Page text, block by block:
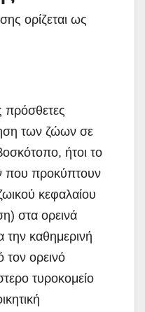
ορίζεται ως
πρόσθετες
των ζώων σε
ήτοι το
που προκύπτουν
κεφαλαίου
στα ορεινά
την καθημερινή
ορεινό
τυροκομείο